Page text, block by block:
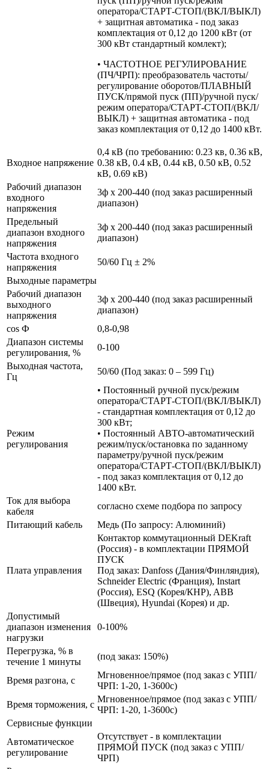
оператора/СТАРТ-СТОП/(ВКЛ/ВЫКЛ)
+ защитная автоматика - под заказ
комплектация от 0,12 до 1200 кВт (от
300 кВт стандартный комлект);
• ЧАСТОТНОЕ РЕГУЛИРОВАНИЕ
(ПЧ/ЧРП): преобразователь частоты/
регулирование оборотов/ПЛАВНЫЙ
ПУСК/прямой пуск (ПП)/ручной пуск/
режим оператора/СТАРТ-СТОП/(ВКЛ/
ВЫКЛ) + защитная автоматика - под
заказ комплектация от 0,12 до 1400 кВт.
Входное напряжение
0,4 кВ (по требованию: 0.23 кв, 0.36 кВ,
0.38 кВ, 0.4 кВ, 0.44 кВ, 0.50 кВ, 0.52
кВ, 0.69 кВ)
Рабочий диапазон
входного
напряжения
3ф х 200-440 (под заказ расширенный
диапазон)
Предельный
диапазон входного
напряжения
3ф х 200-440 (под заказ расширенный
диапазон)
Частота входного
напряжения
50/60 Гц ± 2%
Выходные параметры
Рабочий диапазон
выходного
напряжения
3ф х 200-440 (под заказ расширенный
диапазон)
cos Ф
0,8-0,98
Диапазон системы
регулирования, %
0-100
Выходная частота,
Гц
50/60 (Под заказ: 0 – 599 Гц)
Режим
регулирования
• Постоянный ручной пуск/режим
оператора/СТАРТ-СТОП/(ВКЛ/ВЫКЛ)
- стандартная комплектация от 0,12 до
300 кВт;
• Постоянный АВТО-автоматический
режим/пуск/остановка по заданному
параметру/ручной пуск/режим
оператора/СТАРТ-СТОП/(ВКЛ/ВЫКЛ)
- под заказ комплектация от 0,12 до
1400 кВт.
Ток для выбора
кабеля
согласно схеме подбора по запросу
Питающий кабель
Медь (По запросу: Алюминий)
Плата управления
Контактор коммутационный DEKraft
(Россия) - в комплектации ПРЯМОЙ
ПУСК
Под заказ: Danfoss (Дания/Финляндия),
Schneider Electric (Франция), Instart
(Россия), ESQ (Корея/КНР), ABB
(Швеция), Hyundai (Корея) и др.
Допустимый
диапазон изменения
нагрузки
0-100%
Перегрузка, % в
течение 1 минуты
(под заказ: 150%)
Время разгона, с
Мгновенное/прямое (под заказ с УПП/
ЧРП: 1-20, 1-3600с)
Время торможения, с
Мгновенное/прямое (под заказ с УПП/
ЧРП: 1-20, 1-3600с)
Сервисные функции
Автоматическое
регулирование
Отсутствует - в комплектации
ПРЯМОЙ ПУСК (под заказ с УПП/
ЧРП)